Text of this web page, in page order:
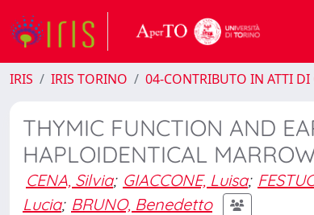
IRIS IRIS TORINO 04-CONTRIBUTO IN ATTI DI
THYMIC FUNCTION AND
HAPLOIDENTICAL
CENA, Silvia; GIACCONE, Luisa;
Lucia; BRUNO, Benedetto